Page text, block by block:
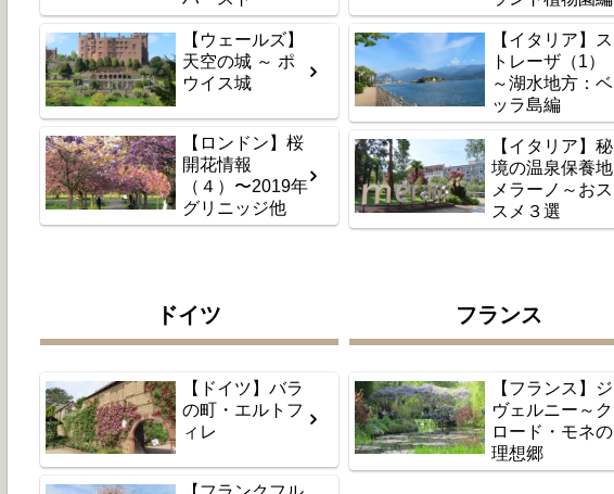
【ウェールズ】
天空の城 ～ ポ
ウイス城
【ロンドン】桜
開花情報
（４）〜2019年
グリニッジ他
【イタリア】ス
トレーザ（1）
～湖水地方：ベ
ッラ島編
【イタリア】秘
境の温泉保養地
メラーノ～おス
スメ３選
ドイツ
【ドイツ】バラ
の町・エルトフ
ィレ
フランス
【フランス】ジ
ヴェルニー～ク
ロード・モネの
理想郷